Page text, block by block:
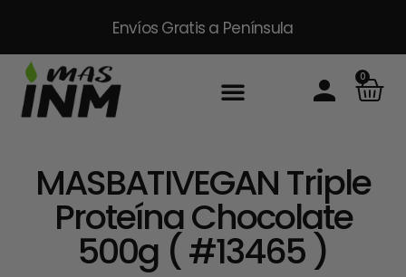
Envíos Gratis a Península
0
MASBATIVEGAN Triple
Proteína Chocolate
500g ( #13465 )